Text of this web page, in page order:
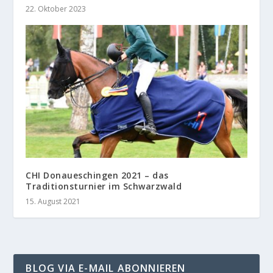
22. Oktober 2023
CHI Donaueschingen 2021 – das
Traditionsturnier im Schwarzwald
15. August 2021
BLOG VIA E-MAIL ABONNIEREN